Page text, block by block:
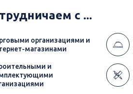
с ...
организациями и
магазинами
и